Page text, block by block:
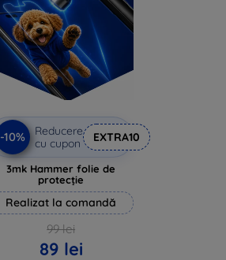
-10%
Reducere
cu cupon
EXTRA10
3mk Hammer folie de
protecție
Realizat la comandă
99 lei
89 lei